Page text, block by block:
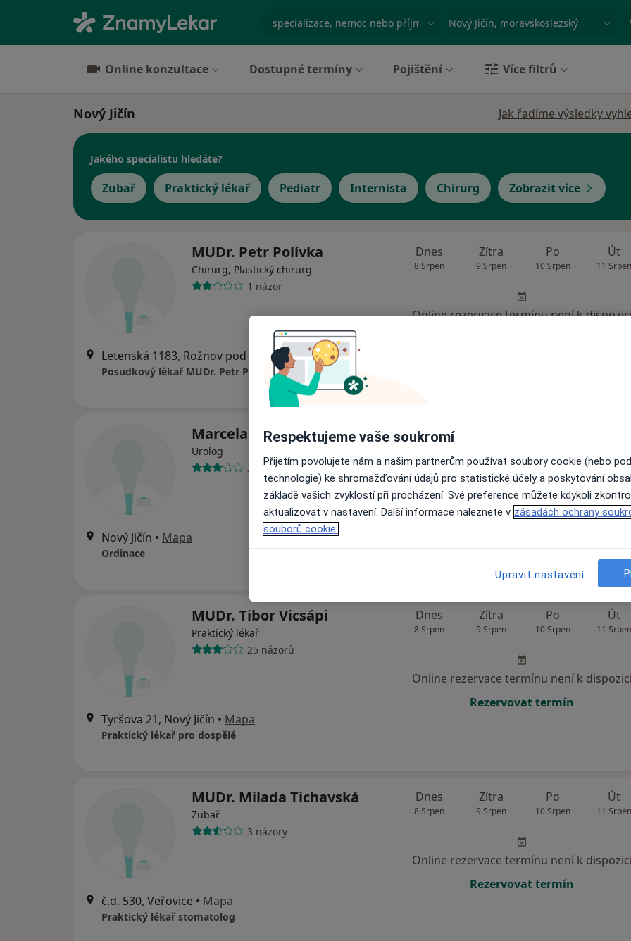
specializace, nemoc nebo příjmení Město nebo region
Online konzultace Dostupné termíny Pojištění Více filtrů
Nový Jičín Jak řadíme výsledky
Jakého specialistu hledáte?
Zubař Praktický lékař Pediatr Internista Chirurg Zobrazit více
MUDr. Petr Polívka
Chirurg, Plastický chirurg
1 názor
Letenská 1183, Rožnov pod Radhoštěm•Mapa
Posudkový lékař MUDr. Petr Polívka
Dnes
8 Srpen
Zítra
9 Srpen
Po
10 Srpen
Út
11 Srpen
Online rezervace termínu není k
Marcela Štefanová
Urolog
3 názory
Nový Jičín • Mapa
Ordinace
Dnes
Online rezervace termínu není k
Rezervovat termín
MUDr. Tibor Vicsápi
Praktický lékař
25 názorů
Tyršova 21, Nový Jičín • Mapa
Praktický lékař pro dospělé
Dnes
8 Srpen
Zítra
9 Srpen
Po
10 Srpen
Út
11 Srpen
Online rezervace termínu není k dispozici
Rezervovat termín
MUDr. Milada Tichavská
Zubař
3 názory
č.d. 530, Veřovice • Mapa
Praktický lékař stomatolog
Dnes
8 Srpen
Zítra
9 Srpen
Po
10 Srpen
Út
11 Srpen
Online rezervace termínu není k dispozici
Rezervovat termín
Respektujeme vaše soukromí
Přijetím povolujete nám a našim partnerům používat soubory cookie (nebo
technologie) ke shromažďování údajů pro statistické účely a poskytování
základě vašich zvyklostí při procházení. Své preference můžete kdykoli
aktualizovat v nastavení. Další informace naleznete v zásadách ochrany
souborů cookie.
Upravit nastavení